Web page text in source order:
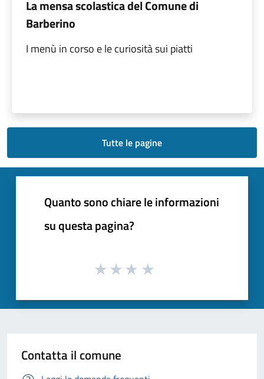
La mensa scolastica del Comune di
Barberino
I menù in corso e le curiosità sui piatti
Tutte le pagine
Quanto sono chiare le informazioni
su questa pagina?
Contatta il comune